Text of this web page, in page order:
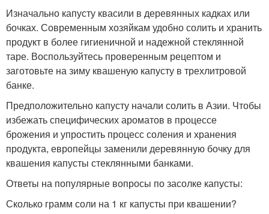
Изначально капусту квасили в деревянных кадках или
бочках. Современным хозяйкам удобно солить и хранить
продукт в более гигиеничной и надежной стеклянной
таре. Воспользуйтесь проверенным рецептом и
заготовьте на зиму квашеную капусту в трехлитровой
банке.
Предположительно капусту начали солить в Азии. Чтобы
избежать специфических ароматов в процессе
брожения и упростить процесс соления и хранения
продукта, европейцы заменили деревянную бочку для
квашения капусты стеклянными банками.
Ответы на популярные вопросы по засолке капусты:
Сколько грамм соли на 1 кг капусты при квашении?